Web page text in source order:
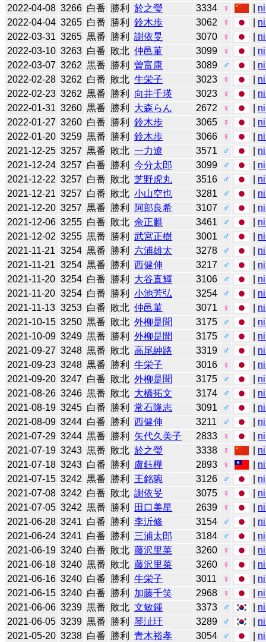
2022-04-08 3266 白番 勝利 於之瑩 3334 ♀
2022-04-04 3265 白番 勝利 鈴木歩 3062 ♀
2022-03-31 3265 黒番 勝利 謝依旻 3070 ♀
2022-03-10 3263 白番 敗北 仲邑菫 3099 ♀
2022-03-07 3262 黒番 勝利 曽富康 3089 ♂
2022-02-28 3262 白番 敗北 牛栄子 3023 ♀
2022-02-23 3262 黒番 勝利 向井千瑛 3023 ♀
2022-01-31 3260 黒番 勝利 大森らん 2672 ♀
2022-01-27 3260 白番 勝利 鈴木歩 3065 ♀
2022-01-20 3259 黒番 勝利 鈴木歩 3066 ♀
2021-12-25 3257 黒番 敗北 一力遼 3571 ♂
2021-12-24 3257 白番 勝利 今分太郎 3099 ♂
2021-12-22 3257 白番 敗北 芝野虎丸 3516 ♂
2021-12-21 3257 白番 敗北 小山空也 3281 ♂
2021-12-20 3257 黒番 勝利 阿部良希 3107 ♂
2021-12-06 3255 白番 敗北 余正麒 3461 ♂
2021-12-02 3255 黒番 勝利 武宮正樹 3001 ♂
2021-11-21 3254 黒番 勝利 六浦雄太 3278 ♂
2021-11-21 3254 黒番 勝利 西健伸 3217 ♂
2021-11-20 3254 白番 勝利 大谷直輝 3106 ♂
2021-11-20 3254 白番 勝利 小池芳弘 3254 ♂
2021-11-13 3253 白番 敗北 仲邑菫 3071 ♀
2021-10-15 3250 黒番 敗北 外柳是聞 3175 ♂
2021-10-09 3249 黒番 勝利 外柳是聞 3175 ♂
2021-09-27 3248 黒番 敗北 高尾紳路 3319 ♂
2021-09-23 3248 黒番 勝利 牛栄子 3016 ♀
2021-09-20 3247 白番 敗北 外柳是聞 3175 ♂
2021-08-26 3246 黒番 敗北 大橋拓文 3174 ♂
2021-08-19 3245 白番 勝利 常石隆志 3091 ♂
2021-08-09 3244 白番 勝利 西健伸 3211 ♂
2021-07-29 3244 黒番 勝利 矢代久美子 2833 ♀
2021-07-19 3243 黒番 敗北 於之瑩 3338 ♀
2021-07-18 3243 白番 勝利 盧鈺樺 2893 ♀
2021-07-15 3242 黒番 勝利 王銘琬 3126 ♂
2021-07-08 3242 白番 敗北 謝依旻 3075 ♀
2021-07-05 3242 黒番 勝利 田口美星 2639 ♀
2021-06-28 3241 白番 勝利 李沂修 3154 ♂
2021-06-24 3241 白番 勝利 三浦太郎 3184 ♂
2021-06-19 3240 白番 敗北 藤沢里菜 3260 ♀
2021-06-18 3240 黒番 敗北 藤沢里菜 3260 ♀
2021-06-16 3240 白番 勝利 牛栄子 3011 ♀
2021-06-15 3240 白番 勝利 加藤千笑 2968 ♀
2021-06-06 3239 黒番 敗北 文敏鍾 3373 ♂
2021-06-05 3239 黒番 勝利 琴沚玗 3289 ♂
2021-05-20 3238 白番 勝利 青木裕孝 3054 ♂